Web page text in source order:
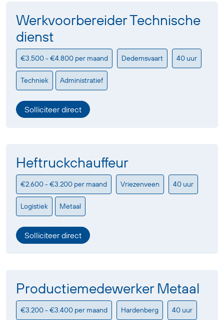
Werkvoorbereider Technische
dienst
€3.500 - €4.800 per maand Dedemsvaart 40 uur
Techniek Administratief
Solliciteer direct
Heftruckchauffeur
€2.600 - €3.200 per maand Vriezenveen 40 uur
Logistiek Metaal
Solliciteer direct
Productiemedewerker Metaal
€3.200 - €3.400 per maand Hardenberg 40 uur